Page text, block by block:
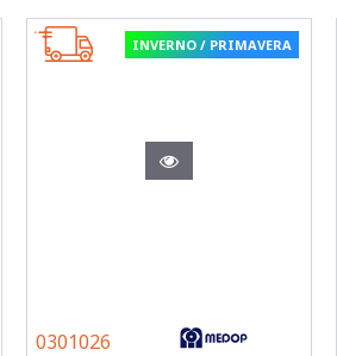
INVERNO / PRIMAVERA
0301026